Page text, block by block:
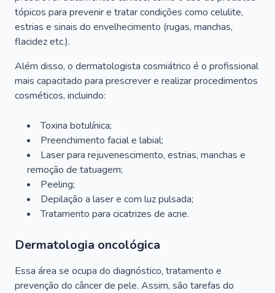
tópicos para prevenir e tratar condições como celulite,
estrias e sinais do envelhecimento (rugas, manchas,
flacidez etc.).
Além disso, o dermatologista cosmiátrico é o profissional
mais capacitado para prescrever e realizar procedimentos
cosméticos, incluindo:
Toxina botulínica;
Preenchimento facial e labial;
Laser para rejuvenescimento, estrias, manchas e
remoção de tatuagem;
Peeling;
Depilação a laser e com luz pulsada;
Tratamento para cicatrizes de acne.
Dermatologia oncológica
Essa área se ocupa do diagnóstico, tratamento e
prevenção do câncer de pele. Assim, são tarefas do